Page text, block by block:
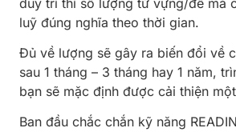
luỹ đúng nghĩa theo thời gian.
Đủ về lượng sẽ gây ra biến đổi về
sau 1 tháng – 3 tháng hay 1 năm,
bạn sẽ mặc định được cải thiện
Ban đầu chắc chắn kỹ năng